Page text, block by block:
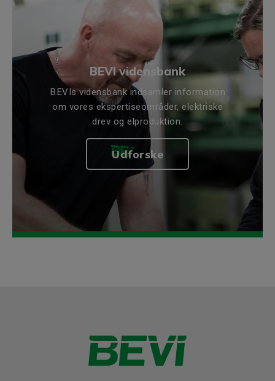
BEVI vidensbank
BEVIs vidensbank indsamler information
om vores ekspertiseområder, elektriske
drev og elproduktion.
Udforske